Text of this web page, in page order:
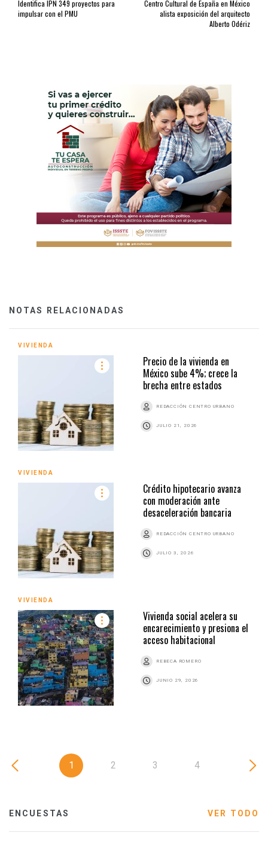
Identifica IPN 349 proyectos para
impulsar con el PMU
Centro Cultural de España en México
alista exposición del arquitecto
Alberto Odériz
NOTAS RELACIONADAS
VIVIENDA
Precio de la vivienda en
México sube 4%; crece la
brecha entre estados
REDACCIÓN CENTRO URBANO
JULIO 21, 2026
VIVIENDA
Crédito hipotecario avanza
con moderación ante
desaceleración bancaria
REDACCIÓN CENTRO URBANO
JULIO 3, 2026
VIVIENDA
Vivienda social acelera su
encarecimiento y presiona el
acceso habitacional
REBECA ROMERO
JUNIO 29, 2026
1 2 3 4
ENCUESTAS VER TODO